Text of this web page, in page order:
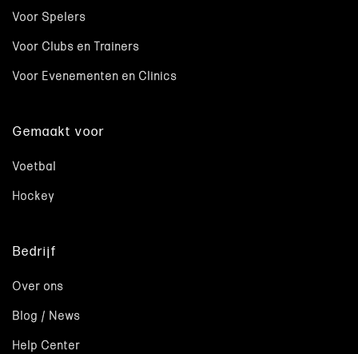
Voor Spelers
Voor Clubs en Trainers
Voor Evenementen en Clinics
Gemaakt voor
Voetbal
Hockey
Bedrijf
Over ons
Blog / News
Help Center